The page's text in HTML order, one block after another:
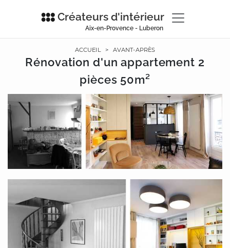
Créateurs d'intérieur
Aix-en-Provence - Luberon
ACCUEIL > AVANT-APRÈS
Rénovation d'un appartement 2
pièces 50m²